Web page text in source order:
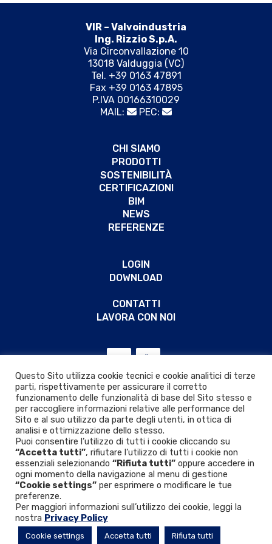
VIR – Valvoindustria
Ing. Rizzio S.p.A.
Via Circonvallazione 10
13018 Valduggia (VC)
Tel. +39 0163 47891
Fax +39 0163 47895
P.IVA 00166310029
MAIL:
PEC:
CHI SIAMO
PRODOTTI
SOSTENIBILITÀ
CERTIFICAZIONI
BIM
NEWS
REFERENZE
LOGIN
DOWNLOAD
CONTATTI
LAVORA CON NOI
Privacy & Cookie policy
© 2026 VIR VALVOINDUSTRIA ING. RIZZIO S.p.A.
Questo Sito utilizza cookie tecnici e cookie analitici di terze
parti, rispettivamente per assicurare il corretto
funzionamento delle funzionalità di base del Sito stesso e
per raccogliere informazioni relative alle performance del
Sito e al suo utilizzo da parte degli utenti, in ottica di
analisi e ottimizzazione dello stesso.
Puoi consentire l’utilizzo di tutti i cookie cliccando su
“Accetta tutti”, rifiutare l’utilizzo di tutti i cookie non
essenziali selezionando “Rifiuta tutti” oppure accedere in
ogni momento della navigazione al menu di gestione
“Cookie settings” per esprimere o modificare le tue
preferenze.
Per maggiori informazioni sull’utilizzo dei cookie, leggi la
nostra Privacy Policy
Cookie settings Accetta tutti Rifiuta tutti